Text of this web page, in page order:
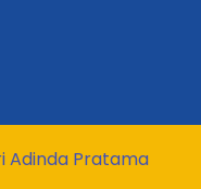
Adinda Pratama